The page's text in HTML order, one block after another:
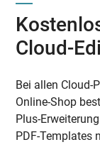
Cloud-
Bei allen Cloud-
Online-Shop
Plus-
PDF-Templates